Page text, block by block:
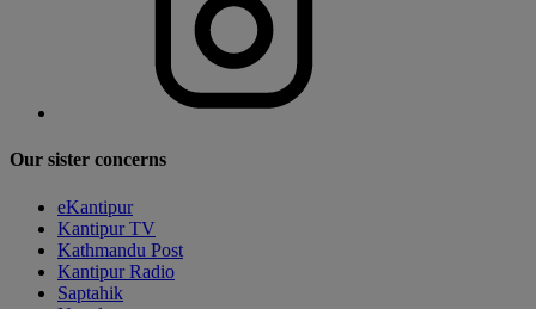
Our sister concerns
eKantipur
Kantipur TV
Kathmandu Post
Kantipur Radio
Saptahik